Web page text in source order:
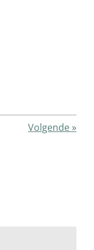
Volgende»